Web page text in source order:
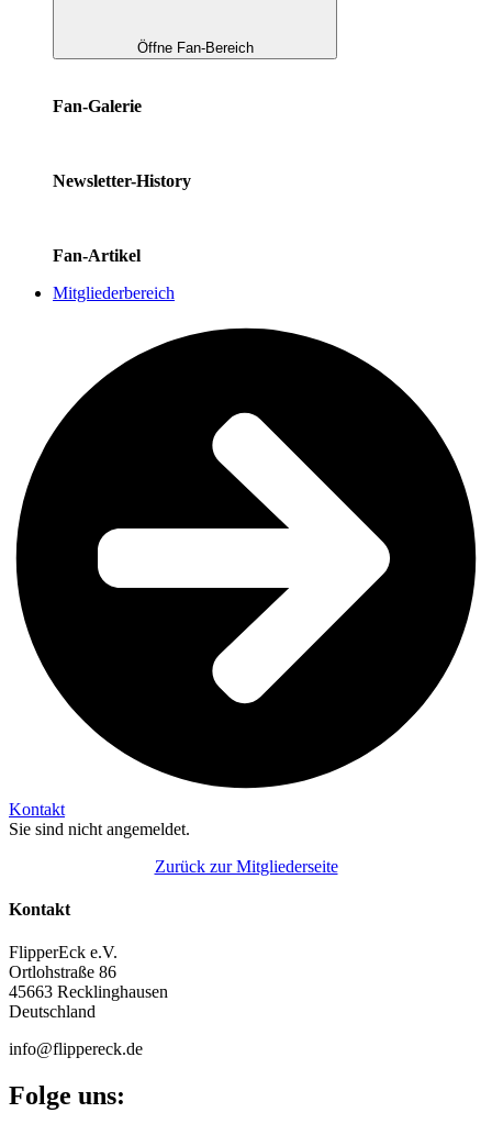
Öffne Fan-Bereich
Fan-Galerie
Newsletter-History
Fan-Artikel
Mitgliederbereich
Kontakt
Sie sind nicht angemeldet.
Zurück zur Mitgliederseite
Kontakt
FlipperEck e.V.
Ortlohstraße 86
45663 Recklinghausen
Deutschland
info@flippereck.de
Folge uns: